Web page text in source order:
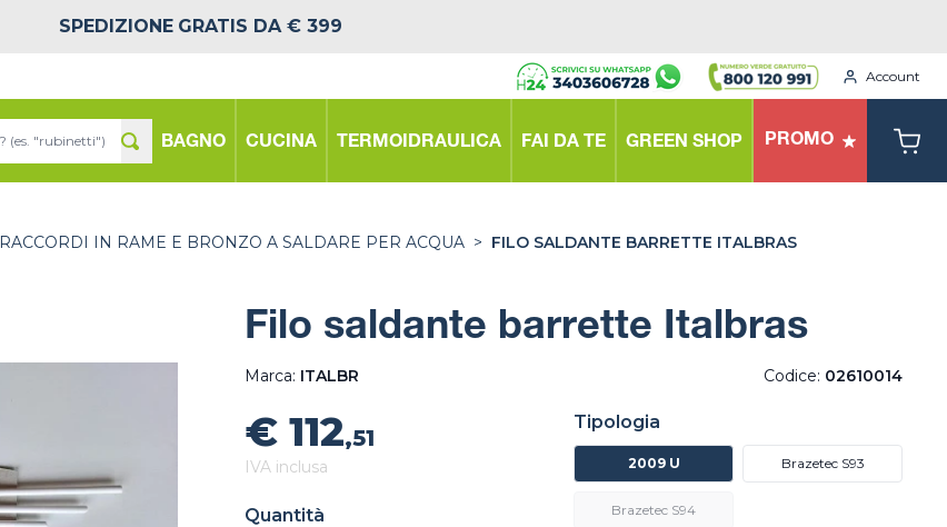
SPEDIZIONE GRATIS DA € 399
Account
BAGNO CUCINA TERMOIDRAULICA FAI DA TE GREEN SHOP PROMO
RACCORDI IN RAME E BRONZO A SALDARE PER ACQUA > FILO SALDANTE BARRETTE ITALBRAS
Filo saldante barrette Italbras
Marca: ITALBR Codice: 02610014
€ 112,51
IVA inclusa
Quantità
Tipologia
2009 U Brazetec S93
Brazetec S94